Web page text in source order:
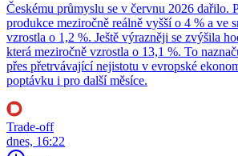
Českému průmyslu se v červnu 2026 dařilo.
produkce meziročně reálně vyšší o 4 % a ve
vzrostla o 1,2 %. Ještě výrazněji se zvýšila
která meziročně vzrostla o 13,1 %. To
přes přetrvávající nejistotu v evropské
poptávku i pro další měsíce.
Trade-off
dnes, 16:22